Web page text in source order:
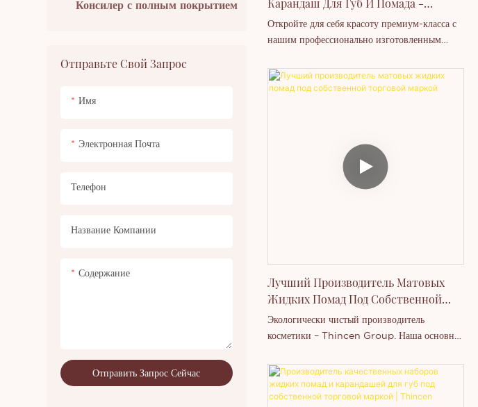
Консилер с полным покрытием
Отправьте Свой Запрос
Имя
Электронная Почта
Телефон
Название Компании
Содержание
Отправить Запрос Сейчас
Карандаш Для Губ И Помада -
Веганская Коллекция Косметики
Под Собственной Торговой Маркой.
Откройте для себя красоту премиум-класса с
нашим профессионально изготовленным
идеально подобранную матовую помаду,
блеск для губ и карандаш для губ. Как
Лучший Производитель Матовых
Жидких Помад Под Собственной
Торговой Маркой
Экологически чистый производитель
косметики – Thincen Group. Наша основная
карандаши для губ, палетки теней для век,
помады для бровей, карандаши для подводки
глаз, румяна, водостойкую тушь, консилеры с